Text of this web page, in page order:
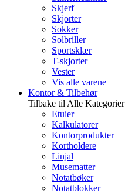
Skjerf
Skjorter
Sokker
Solbriller
Sportsklær
T-skjorter
Vester
Vis alle varene
Kontor & Tilbehør
Tilbake til Alle Kategorier
Etuier
Kalkulatorer
Kontorprodukter
Kortholdere
Linjal
Musematter
Notatbøker
Notatblokker